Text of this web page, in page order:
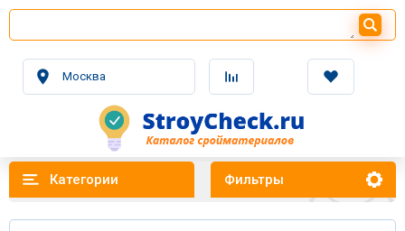
Москва
Фильтры
Категории